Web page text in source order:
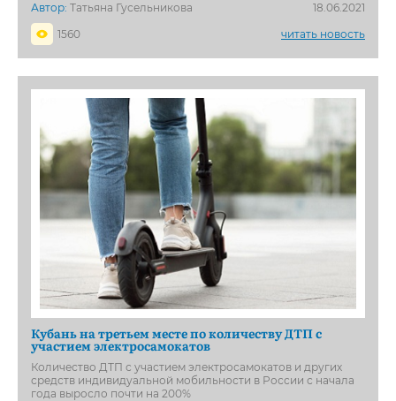
Автор: Татьяна Гусельникова
18.06.2021
1560
читать новость
Кубань на третьем месте по количеству ДТП с
участием электросамокатов
Количество ДТП с участием электросамокатов и других
средств индивидуальной мобильности в России с начала
года выросло почти на 200%